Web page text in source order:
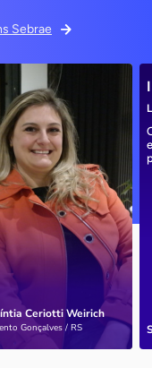
Sebrae
Ceriotti Weirich
Gonçalves / RS